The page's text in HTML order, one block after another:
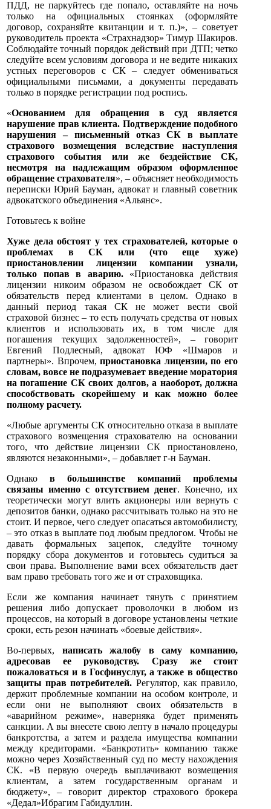
ПДД, не паркуйтесь где попало, оставляйте на ночь
только на официальных стоянках (оформляйте
договор, сохраняйте квитанции и т. п.)», – советует
руководитель проекта «Страхнадзор» Тимур Шакиров.
Соблюдайте точный порядок действий при ДТП; четко
следуйте всем условиям договора и не ведите никаких
устных переговоров с СК – следует обмениваться
официальными письмами, а документы передавать
только в порядке регистрации под роспись.
«Основанием для обращения в суд является
нарушение прав клиента. Подтверждение подобного
нарушения – письменный отказ СК в выплате
страхового возмещения вследствие наступления
страхового события или же бездействие СК,
несмотря на надлежащим образом оформленное
обращение страхователя», – объясняет необходимость
переписки Юрий Бауман, адвокат и главный советник
адвокатского объединения «Альянс».
Готовьтесь к войне
Хуже дела обстоят у тех страхователей, которые о
проблемах в СК или (что еще хуже)
приостановлении лицензии компании узнали,
только попав в аварию.«Приостановка действия
лицензии никоим образом не освобождает СК от
обязательств перед клиентами в целом. Однако в
данный период такая СК не может вести свой
страховой бизнес – то есть получать средства от новых
клиентов и использовать их, в том числе для
погашения текущих задолженностей», – говорит
Евгений Подлесный, адвокат ЮФ «Шмаров и
партнеры». Впрочем,приостановка лицензии, по его
словам, вовсе не подразумевает введение моратория
на погашение СК своих долгов, а наоборот, должна
способствовать скорейшему и как можно более
полному расчету.
«Любые аргументы СК относительно отказа в выплате
страхового возмещения страхователю на основании
того, что действие лицензии СК приостановлено,
являются незаконными», – добавляет г-н Бауман.
Однако в большинстве компаний проблемы
связаны именно с отсутствием денег. Конечно, их
теоретически могут влить акционеры или вернуть с
депозитов банки, однако рассчитывать только на это не
стоит. И первое, чего следует опасаться автомобилисту,
– это отказ в выплате под любым предлогом. Чтобы не
давать формальных зацепок, следуйте точному
порядку сбора документов и готовьтесь судиться за
свои права. Выполнение вами всех обязательств дает
вам право требовать того же и от страховщика.
Если же компания начинает тянуть с принятием
решения либо допускает проволочки в любом из
процессов, на который в договоре установлены четкие
сроки, есть резон начинать «боевые действия».
Во-первых, написать жалобу в саму компанию,
адресовав ее руководству. Сразу же стоит
пожаловаться и в Госфинуслуг, а также в общество
защиты прав потребителей. Регулятор, как правило,
держит проблемные компании на особом контроле, и
если они не выполняют своих обязательств в
«аварийном режиме», наверняка будет применять
санкции. А вы внесете свою лепту в начало процедуры
банкротства, а затем и раздела имущества компании
между кредиторами. «Банкротить» компанию также
можно через Хозяйственный суд по месту нахождения
СК. «В первую очередь выплачивают возмещения
клиентам, а затем государственным органам и
бюджету», – говорит директор страхового брокера
«Дедал»Ибрагим Габидуллин.